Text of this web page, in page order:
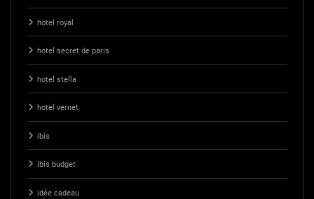
hotel royal
hotel secret de paris
hotel stella
hotel vernet
ibis
ibis budget
idée cadeau